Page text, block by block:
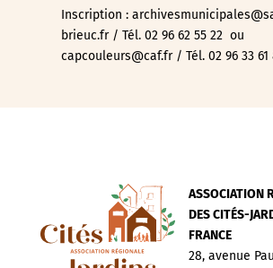
Inscription :
brieuc.fr / Tél. 02 96 62 55 22 ou
capcouleurs@caf.fr / Tél. 02 96 33 61
ASSOCIATION
DES CITÉS-
FRANCE
28, avenue